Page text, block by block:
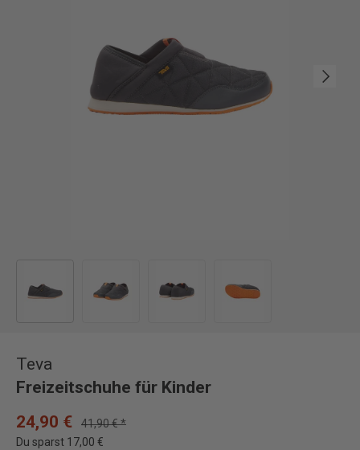
Nächste
Teva
Freizeitschuhe für Kinder
24,90 €
41,90 € *
Du sparst 17,00 €